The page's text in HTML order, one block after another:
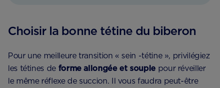
Choisir la bonne tétine du biberon
Pour une meilleure transition « sein -tétine », privilégiez
les tétines de forme allongée et souplepour réveiller
le même réflexe de succion. Il vous faudra peut-être